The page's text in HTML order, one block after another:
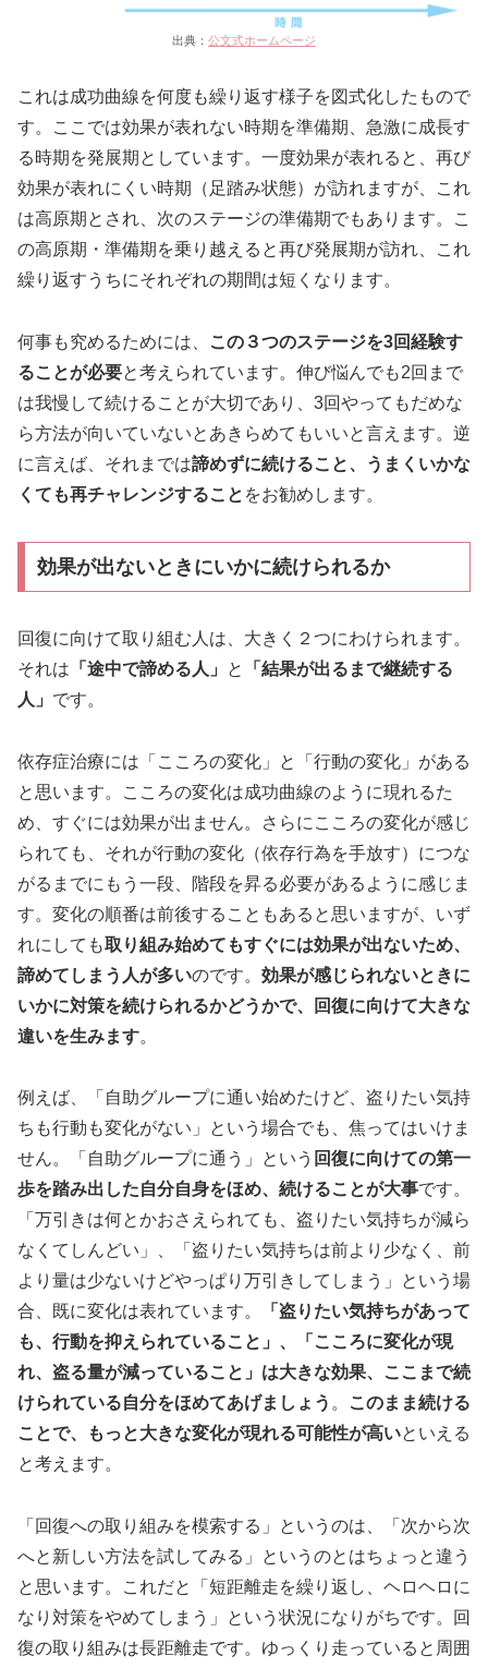
出典： 公文式ホームページ
これは成功曲線を何度も繰り返す様子を図式化したもので
す。ここでは効果が表れない時期を準備期、急激に成長す
る時期を発展期としています。一度効果が表れると、再び
効果が表れにくい時期（足踏み状態）が訪れますが、これ
は高原期とされ、次のステージの準備期でもあります。こ
の高原期・準備期を乗り越えると再び発展期が訪れ、これ
繰り返すうちにそれぞれの期間は短くなります。
何事も究めるためには、
この３つのステージを3回経験す
ることが必要と考えられています。伸び悩んでも2回まで
は我慢して続けることが大切であり、3回やってもだめな
ら方法が向いていないとあきらめてもいいと言えます。逆
に言えば、それまでは諦めずに続けること、うまくいかな
くても再チャレンジすること をお勧めします。
効果が出ないときにいかに続けられるか
回復に向けて取り組む人は、大きく２つにわけられます。
それは 「途中で諦める人」 と
「結果が出るまで継続する
人」 です。
依存症治療には「こころの変化」と「行動の変化」がある
と思います。こころの変化は成功曲線のように現れるた
め、すぐには効果が出ません。さらにこころの変化が感じ
られても、それが行動の変化（依存行為を手放す）につな
がるまでにもう一段、階段を昇る必要があるように感じま
す。変化の順番は前後することもあると思いますが、いず
れにしても取り組み始めてもすぐには効果が出ないため、
諦めてしまう人が多いのです。 効果が感じられないときに
いかに対策を続けられるかどうかで、回復に向けて大きな
違いを生みます。
例えば、「自助グループに通い始めたけど、盗りたい気持
ちも行動も変化がない」という場合でも、焦ってはいけま
せん。「自助グループに通う」という 回復に向けての第一
歩を踏み出した自分自身をほめ、続けることが大事です。
「万引きは何とかおさえられても、盗りたい気持ちが減ら
なくてしんどい」、「盗りたい気持ちは前より少なく、前
より量は少ないけどやっぱり万引きしてしまう」という場
合、既に変化は表れています。
「盗りたい気持ちがあって
も、行動を抑えられていること」、「こころに変化が現
れ、盗る量が減っていること」は大きな効果、ここまで続
けられている自分をほめてあげましょう 。
このまま続ける
ことで、もっと大きな変化が現れる可能性が高いといえる
と考えます。
「回復への取り組みを模索する」というのは、「次から次
へと新しい方法を試してみる」というのとはちょっと違う
と思います。これだと「短距離走を繰り返し、ヘロヘロに
なり対策をやめてしまう」という状況になりがちです。回
復の取り組みは長距離走です。ゆっくり走っていると周囲